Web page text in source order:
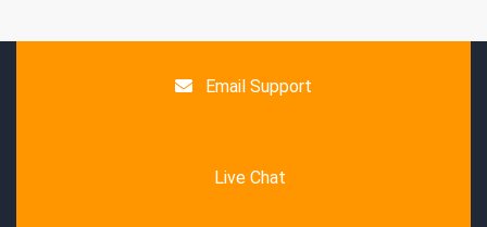
Email Support
Live Chat